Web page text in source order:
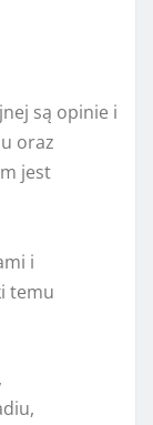
są opinie i
oraz
jest
i
temu